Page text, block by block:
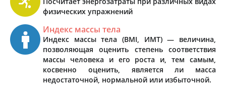
физических упражнений
Индекс массы тела
Индекс массы тела (BMI, ИМТ) — величина,
позволяющая оценить степень соответствия
массы человека и его роста и, тем самым,
косвенно оценить, является ли масса
недостаточной, нормальной или избыточной.